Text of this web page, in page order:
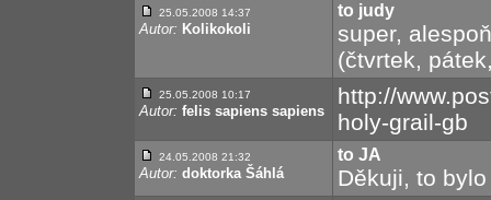
25.05.2008 14:37
Autor: Kolikokoli
to judy
super,
(čtvrtek,
25.05.2008 10:17
Autor: felis sapiens sapiens
http://
holy-grail-gb
24.05.2008 21:32
Autor: doktorka Šáhlá
to JA
Děkuji, to